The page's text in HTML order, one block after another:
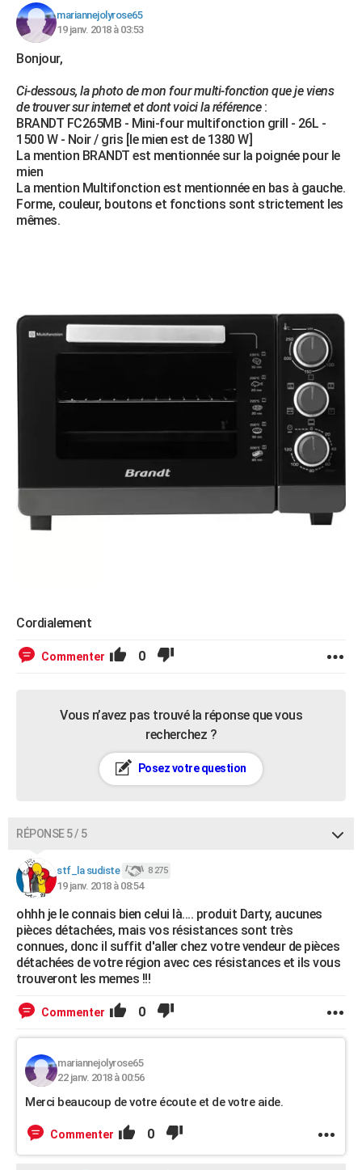
mariannejolyrose65
19 janv. 2018 à 03:53
Bonjour,
Ci-dessous, la photo de mon four multi-fonction que je viens
de trouver sur internet et dont voici la référence:
BRANDT FC265MB - Mini-four multifonction grill - 26L -
1500 W - Noir / gris [le mien est de 1380 W]
La mention BRANDT est mentionnée sur la poignée pour le
mien
La mention Multifonction est mentionnée en bas à gauche.
Forme, couleur, boutons et fonctions sont strictement les
mêmes.
Cordialement
Commenter 0
Vous n’avez pas trouvé la réponse que vous
recherchez ?
Posez votre question
RÉPONSE 5 / 5
stf_la sudiste 8 275
19 janv. 2018 à 08:54
ohhh je le connais bien celui là.... produit Darty, aucunes
pièces détachées, mais vos résistances sont très
connues, donc il suffit d'aller chez votre vendeur de pièces
détachées de votre région avec ces résistances et ils vous
trouveront les memes !!!
Commenter 0
mariannejolyrose65
22 janv. 2018 à 00:56
Merci beaucoup de votre écoute et de votre aide.
Commenter 0